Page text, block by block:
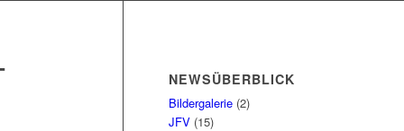
NEWSÜBERBLICK
Bildergalerie(2)
JFV(15)